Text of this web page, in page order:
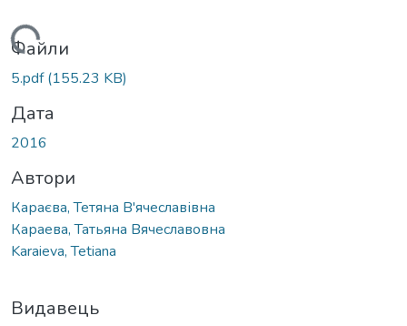
Файли
5.pdf(155.23 KB)
Дата
2016
Автори
Караєва, Тетяна В'ячеславівна
Караева, Татьяна Вячеславовна
Karaieva, Tetiana
Видавець